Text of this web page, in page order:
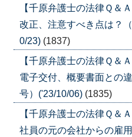
【千原弁護士の法律Ｑ
改正、注意すべき点は？
0/23) (1837)
【千原弁護士の法律Ｑ
電子交付、概要書面との
号）('23/10/06) (1835)
【千原弁護士の法律Ｑ
社員の元の会社からの雇